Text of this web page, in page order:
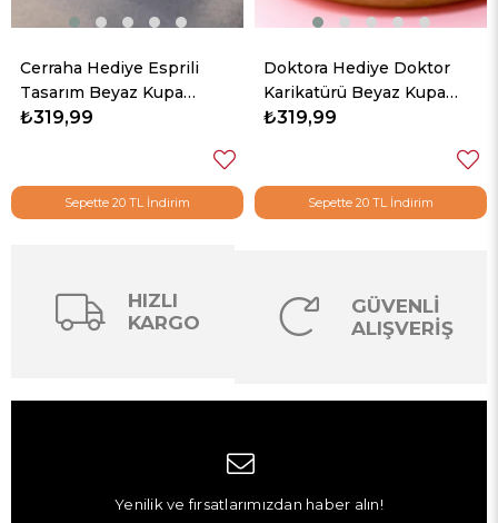
Cerraha Hediye Esprili
Tasarım Beyaz Kupa
Bardak
₺319,99
Sepette 20 TL İndirim
Doktora Hediye Doktor
Karikatürü Beyaz Kupa
Bardak
₺319,99
Sepette 20 TL İndirim
HIZLI
KARGO
GÜVENLİ
ALIŞVERİŞ
Yenilik ve fırsatlarımızdan haber alın!